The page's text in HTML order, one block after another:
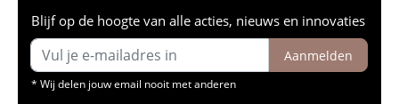
Blijf op de hoogte van alle acties, nieuws en innovaties
Aanmelden
* Wij delen jouw email nooit met anderen